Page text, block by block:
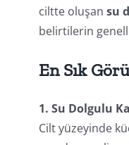
ciltte oluşansu
belirtilerin
En Sık
1. Su Dolgulu
Cilt yüzeyinde